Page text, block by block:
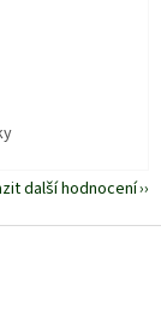
další hodnocení